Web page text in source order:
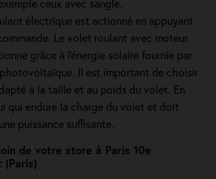
ceux avec sangle.
électrique est actionné en appuyant
Le volet roulant avec moteur
grâce à l'énergie solaire fournie par
photovoltaïque. Il est important de choisir
à la taille et au poids du volet. En
qui endure la charge du volet et doit
puissance suffisante.
de votre store à Paris 10e
(Paris)